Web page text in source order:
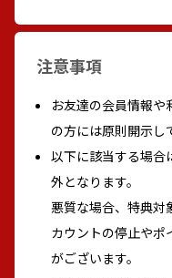
注意事項
お友達の会員情報
の方には原則開示し
以下に該当する場合
外となります。
悪質な場合、特典対
カウントの停止やポ
がございます。